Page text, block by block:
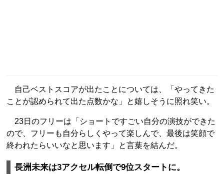
自己ベストスコアが出たことについては、「やってきた
ことが認められて出た点数かな」と嬉しそうに照れ笑い。
23日のフリーは「ショートですごい自分の演技ができた
ので、フリーも自分らしくやって楽しんで、最後は笑顔で
終われたらいいなと思います」と言葉を結んだ。
長洲未来は3アクセル転倒で9位スタートに。